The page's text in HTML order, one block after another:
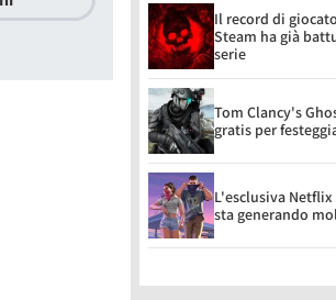
Il record di
Steam ha già
serie
Tom Clancy's
gratis per
L'esclusiva
sta generando